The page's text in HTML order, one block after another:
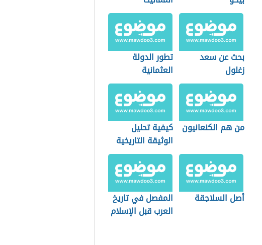
بحث عن سعد
زغلول
تطور الدولة
العثمانية
من هم الكنعانيون
كيفية تحليل
الوثيقة التاريخية
أصل السلاجقة
المفصل في تاريخ
العرب قبل الإسلام